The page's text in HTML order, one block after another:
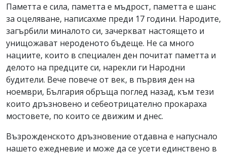
Паметта е сила, паметта е мъдрост, паметта е шанс
за оцеляване, написахме преди 17 години. Народите,
загърбили миналото си, зачеркват настоящето и
унищожават нероденото бъдеще. Не са много
нациите, които в специален ден почитат паметта и
делото на предците си, нарекли ги Народни
будители. Вече повече от век, в първия ден на
ноември, България обръща поглед назад, към тези
които дръзновено и себеотрицателно прокараха
мостовете, по които се движим и днес.
Възрожденското дръзновение отдавна е напуснало
нашето ежедневие и може да се усети единствено в